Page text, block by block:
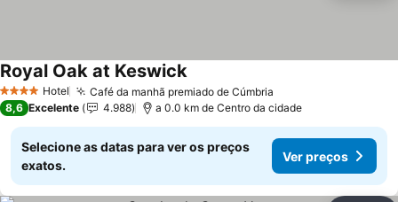
4 EstrelasHotel Café da manhã premiado de Cúmbria
Royal Oak at Keswick
8,6 Excelente 4.988 a 0.0 km de Centro da cidade
Selecione as datas para ver os preços
exatos.
Ver preços